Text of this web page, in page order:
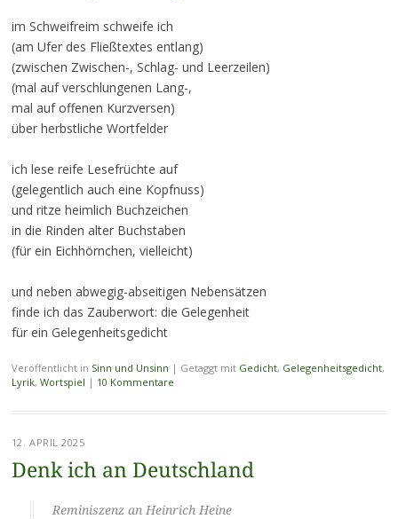
im Schweifreim schweife ich
(am Ufer des Fließtextes entlang)
(zwischen Zwischen-, Schlag- und Leerzeilen)
(mal auf verschlungenen Lang-,
mal auf offenen Kurzversen)
über herbstliche Wortfelder
ich lese reife Lesefrüchte auf
(gelegentlich auch eine Kopfnuss)
und ritze heimlich Buchzeichen
in die Rinden alter Buchstaben
(für ein Eichhörnchen, vielleicht)
und neben abwegig-abseitigen Nebensätzen
finde ich das Zauberwort: die Gelegenheit
für ein Gelegenheitsgedicht
Veröffentlicht in Sinn und Unsinn | Getaggt mit Gedicht, Gelegenheitsgedicht,
Lyrik, Wortspiel | 10 Kommentare
12. APRIL 2025
Denk ich an Deutschland
Reminiszenz an Heinrich Heine